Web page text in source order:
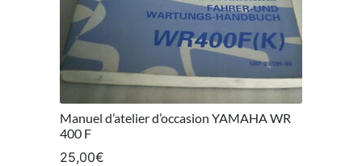
Manuel d’atelier d’occasion YAMAHA WR
400 F
25,00€